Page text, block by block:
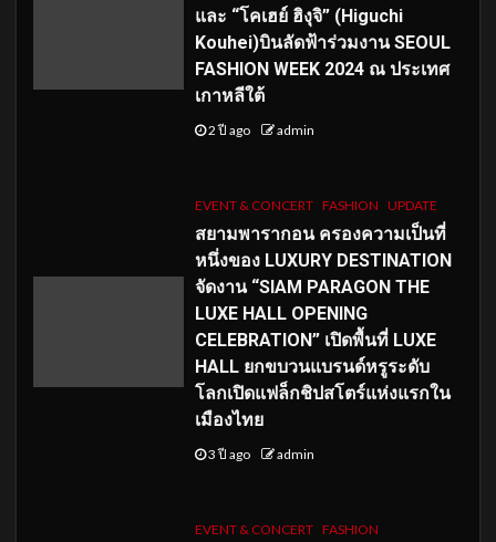
และ “โคเฮย์ ฮิงุจิ” (Higuchi
Kouhei)บินลัดฟ้าร่วมงาน SEOUL
FASHION WEEK 2024 ณ ประเทศ
เกาหลีใต้
2 ปี ago admin
EVENT & CONCERT FASHION UPDATE
สยามพารากอน ครองความเป็นที่
หนึ่งของ LUXURY DESTINATION
จัดงาน “SIAM PARAGON THE
LUXE HALL OPENING
CELEBRATION” เปิดพื้นที่ LUXE
HALL ยกขบวนแบรนด์หรูระดับ
โลกเปิดแฟล็กชิปสโตร์แห่งแรกใน
เมืองไทย
3 ปี ago admin
EVENT & CONCERT FASHION